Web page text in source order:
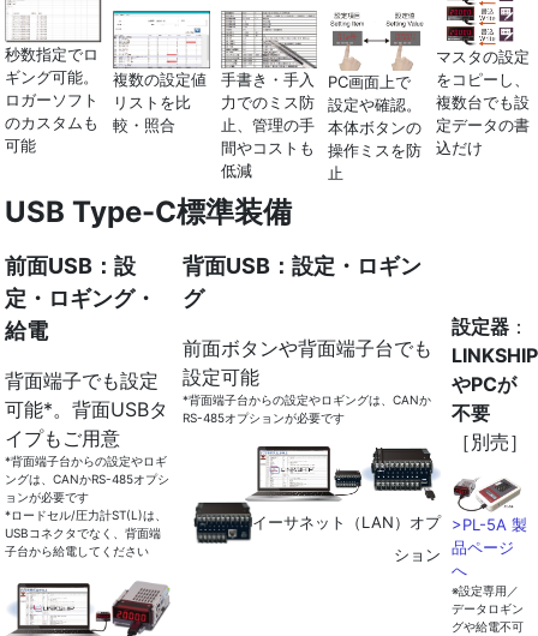
秒数指定でロ
ギング可能。
ロガーソフト
のカスタムも
可能
複数の設定値
リストを比
較・照合
手書き・手入
力でのミス防
止、管理の手
間やコストも
低減
PC画面上で
設定や確認。
本体ボタンの
操作ミスを防
止
マスタの設定
をコピーし、
複数台でも設
定データの書
込だけ
USB Type-C標準装備
前面USB：設
定・ロギング・
給電
背面端子でも設定
可能*。背面USBタ
イプもご用意
*背面端子台からの設定やロギ
ングは、CANかRS-485オプシ
ョンが必要です
*ロードセル/圧力計ST(L)は、
USBコネクタでなく、背面端
子台から給電してください
背面USB：設定・ロギン
グ
前面ボタンや背面端子台でも
設定可能
*背面端子台からの設定やロギングは、CANか
RS-485オプションが必要です
イーサネット（LAN）オプ
ション
設定器 ：
LINKSHIP
やPCが
不要
［別売］
>PL-5A 製
品ページ
へ
※設定専用／
データロギン
グや給電不可